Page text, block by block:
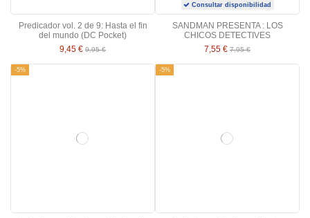
Predicador vol. 2 de 9: Hasta el fin
del mundo (DC Pocket)
9,45 € 9,95 €
Consultar disponibilidad
SANDMAN PRESENTA : LOS
CHICOS DETECTIVES
7,55 € 7,95 €
-5% -5%